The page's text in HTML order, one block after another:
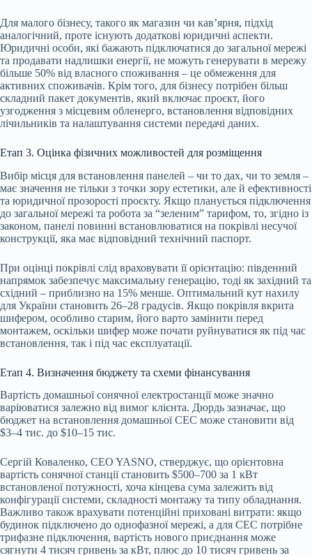
Для малого бізнесу, такого як магазин чи кав’ярня, підхід
аналогічний, проте існують додаткові юридичні аспекти.
Юридичні особи, які бажають підключатися до загальної мережі
та продавати надлишки енергії, не можуть генерувати в мережу
більше 50% від власного споживання – це обмеження для
активних споживачів. Крім того, для бізнесу потрібен більш
складний пакет документів, який включає проєкт, його
узгодження з місцевим обленерго, встановлення відповідних
лічильників та налаштування системи передачі даних.
Етап 3. Оцінка фізичних можливостей для розміщення
Вибір місця для встановлення панелей – чи то дах, чи то земля –
має значення не тільки з точки зору естетики, але й ефективності
та юридичної прозорості проєкту. Якщо планується підключення
до загальної мережі та робота за “зеленим” тарифом, то, згідно із
законом, панелі повинні встановлюватися на покрівлі несучої
конструкції, яка має відповідний технічний паспорт.
При оцінці покрівлі слід враховувати її орієнтацію: південний
напрямок забезпечує максимальну генерацію, тоді як західний та
східний – приблизно на 15% менше. Оптимальний кут нахилу
для України становить 26–28 градусів. Якщо покрівля вкрита
шифером, особливо старим, його варто замінити перед
монтажем, оскільки шифер може почати руйнуватися як під час
встановлення, так і під час експлуатації.
Етап 4. Визначення бюджету та схеми фінансування
Вартість домашньої сонячної електростанції може значно
варіюватися залежно від вимог клієнта. Дюрдь зазначає, що
бюджет на встановлення домашньої СЕС може становити від
$3–4 тис. до $10–15 тис.
Сергій Коваленко, CEO YASNO, стверджує, що орієнтовна
вартість сонячної станції становить $500–700 за 1 кВт
встановленої потужності, хоча кінцева сума залежить від
конфігурації системи, складності монтажу та типу обладнання.
Важливо також врахувати потенційні приховані витрати: якщо
будинок підключено до однофазної мережі, а для СЕС потрібне
трифазне підключення, вартість нового приєднання може
сягнути 4 тисяч гривень за кВт, плюс до 10 тисяч гривень за